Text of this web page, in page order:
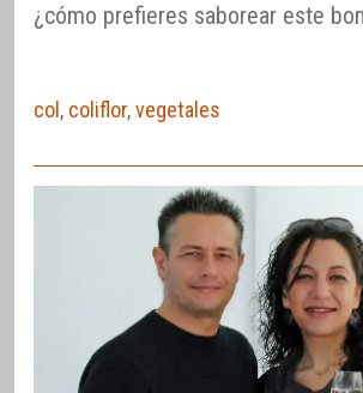
¿cómo prefieres saborear este
col , coliflor,vegetales